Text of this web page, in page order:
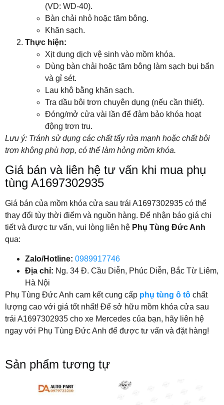
(VD: WD-40).
Bàn chải nhỏ hoặc tăm bông.
Khăn sạch.
Thực hiện:
Xịt dung dịch vệ sinh vào mồm khóa.
Dùng bàn chải hoặc tăm bông làm sạch bụi bẩn
và gỉ sét.
Lau khô bằng khăn sạch.
Tra dầu bôi trơn chuyên dụng (nếu cần thiết).
Đóng/mở cửa vài lần để đảm bảo khóa hoạt
động trơn tru.
Lưu ý: Tránh sử dụng các chất tẩy rửa mạnh hoặc chất bôi
trơn không phù hợp, có thể làm hỏng mồm khóa.
Giá bán và liên hệ tư vấn khi mua phụ
tùng A1697302935
Giá bán của mồm khóa cửa sau trái A1697302935 có thể
thay đổi tùy thời điểm và nguồn hàng. Để nhận báo giá chi
tiết và được tư vấn, vui lòng liên hệ Phụ Tùng Đức Anh
qua:
Zalo/Hotline: 0989917746
Địa chỉ: Ng. 34 Đ. Cầu Diễn, Phúc Diễn, Bắc Từ Liêm,
Hà Nội
Phụ Tùng Đức Anh cam kết cung cấp phụ tùng ô tô chất
lượng cao với giá tốt nhất! Để sở hữu mồm khóa cửa sau
trái A1697302935 cho xe Mercedes của bạn, hãy liên hệ
ngay với Phụ Tùng Đức Anh để được tư vấn và đặt hàng!
Sản phẩm tương tự